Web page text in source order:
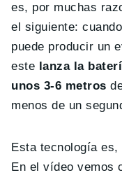
es, por muchas
el siguiente:
puede producir un
este lanza la
unos 3-6 metros
menos de un
Esta tecnología es,
En el vídeo vemos